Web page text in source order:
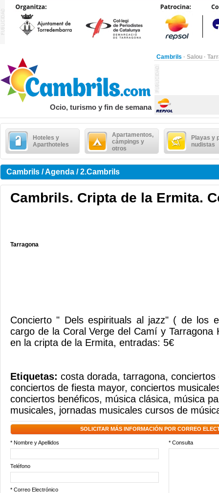
Cambrils · Salou ·
Ocio, turismo y fin de semana
Hoteles y
Aparthoteles
Apartamentos,
cámpings y
otros
Playas y
nudistas
Cambrils / Agenda / 2.Cambrils
Cambrils. Cripta de la Ermita.
Tarragona
Concierto " Dels espirituals al jazz" ( de los
cargo de la Coral Verge del Camí y Tarragona
en la cripta de la Ermita, entradas: 5€
Etiquetas: costa dorada, tarragona, conciertos
conciertos de fiesta mayor, conciertos
conciertos benéficos, música clásica, música
musicales, jornadas musicales cursos de
SOLICITAR MÁS INFORMACIÓN POR CORREO
* Nombre y Apellidos * Consulta
Teléfono
* Correo Electrónico